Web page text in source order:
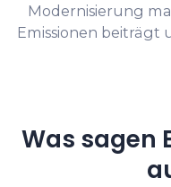
Modernisierung
Emissionen beiträgt
Was sagen